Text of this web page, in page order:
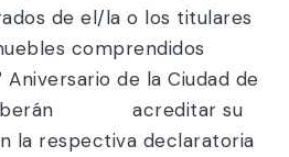
de el/la o los titulares
comprendidos
Aniversario de la Ciudad de
deberán acreditar su
la respectiva declaratoria